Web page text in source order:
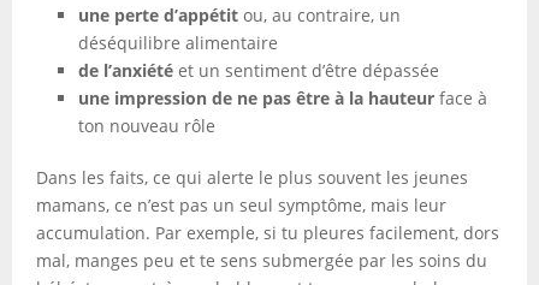
une perte d’appétit ou, au contraire, un
déséquilibre alimentaire
de l’anxiété et un sentiment d’être dépassée
une impression de ne pas être à la hauteur face à
ton nouveau rôle
Dans les faits, ce qui alerte le plus souvent les jeunes
mamans, ce n’est pas un seul symptôme, mais leur
accumulation. Par exemple, si tu pleures facilement, dors
mal, manges peu et te sens submergée par les soins du